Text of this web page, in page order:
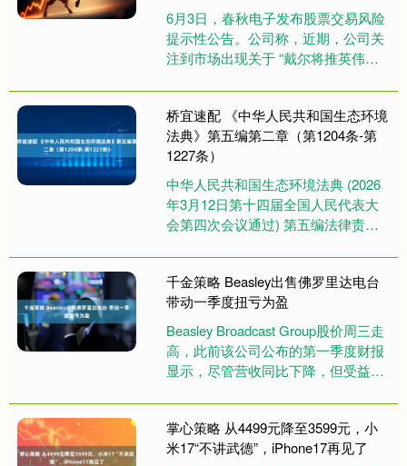
6月3日，春秋电子发布股票交易风险
提示性公告。公司称，近期，公司关
注到市场出现关于 “戴尔将推英伟达
大增，股价大幅提升....
桥宜速配 《中华人民共和国生态环境
法典》第五编第二章（第1204条-第
1227条）
中华人民共和国生态环境法典 (2026
年3月12日第十四届全国人民代表大
会第四次会议通过) 第五编法律责任
节违反化学物质污染风....
千金策略 Beasley出售佛罗里达电台
带动一季度扭亏为盈
Beasley Broadcast Group股价周三走
高，此前该公司公布的第一季度财报
显示，尽管营收同比下降，但受益于
资产处置....
掌心策略 从4499元降至3599元，小
米17“不讲武德”，iPhone17再见了